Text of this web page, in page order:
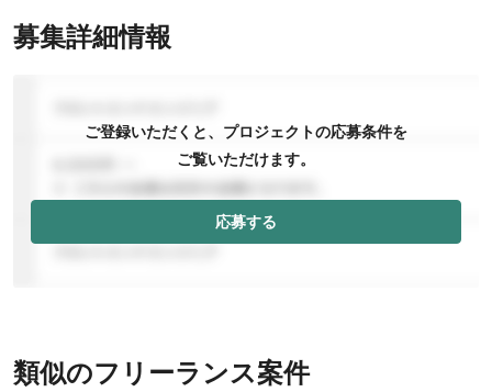
募集詳細情報
ご登録いただくと、プロジェクトの応募条件を
ご覧いただけます。
応募する
類似のフリーランス案件